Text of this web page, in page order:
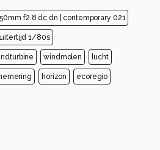
f2.8 dc dn | contemporary 021
1/80s
windmolen lucht
horizon ecoregio